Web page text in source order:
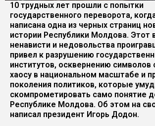
10 трудных лет прошли с попытки
государственного переворота,
написана одна из черных страниц
истории Республики Молдова. Этот
ненависти и недовольства
привел к разрушению
институтов, осквернению символов
хаосу в национальном масштабе и
поколения политиков, которые
скомпрометировать само понятие
Республике Молдова. Об этом на
написал президент Игорь Додон.